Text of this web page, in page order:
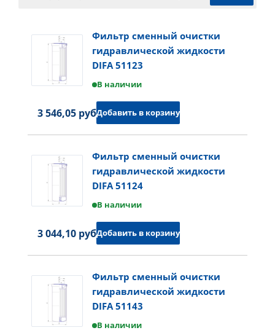
Фильтр сменный очистки
гидравлической жидкости
DIFA 51123
В наличии
3 546,05 руб.Добавить в корзину
Фильтр сменный очистки
гидравлической жидкости
DIFA 51124
В наличии
3 044,10 руб.Добавить в корзину
Фильтр сменный очистки
гидравлической жидкости
DIFA 51143
В наличии